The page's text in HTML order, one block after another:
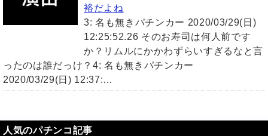
裕だよね
3: 名も無きパチンカー 2020/03/29(日)
12:25:52.26 そのお寿司は何人前です
か？リムルにかかわずらいすぎるなと言
ったのは誰だっけ？4: 名も無きパチンカー
2020/03/29(日) 12:37:…
人気のパチンコ記事